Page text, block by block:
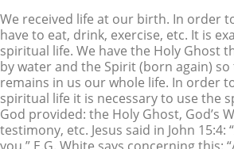
We received life at our birth. In order
have to eat, drink, exercise, etc. It is
spiritual life. We have the Holy Ghost
by water and the Spirit (born again)
remains in us our whole life. In order
spiritual life it is necessary to use the
God provided: the Holy Ghost, God’s
testimony, etc. Jesus said in John 15:4: